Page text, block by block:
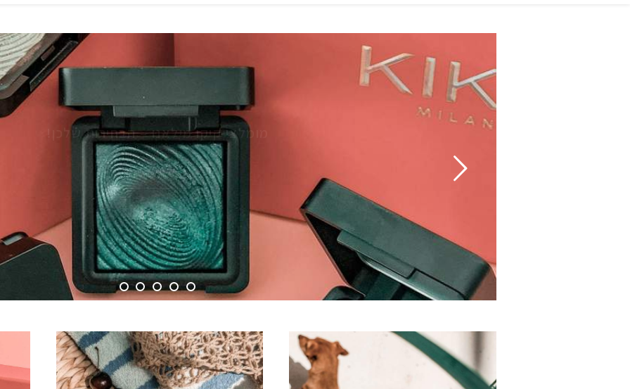
מומלצי קיקו מילאנו – הבחירות שלכן!
READ MORE